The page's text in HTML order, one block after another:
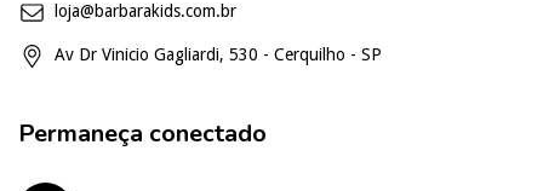
loja@barbarakids.com.br
Av Dr Vinicio Gagliardi, 530 - Cerquilho - SP
Permaneça conectado